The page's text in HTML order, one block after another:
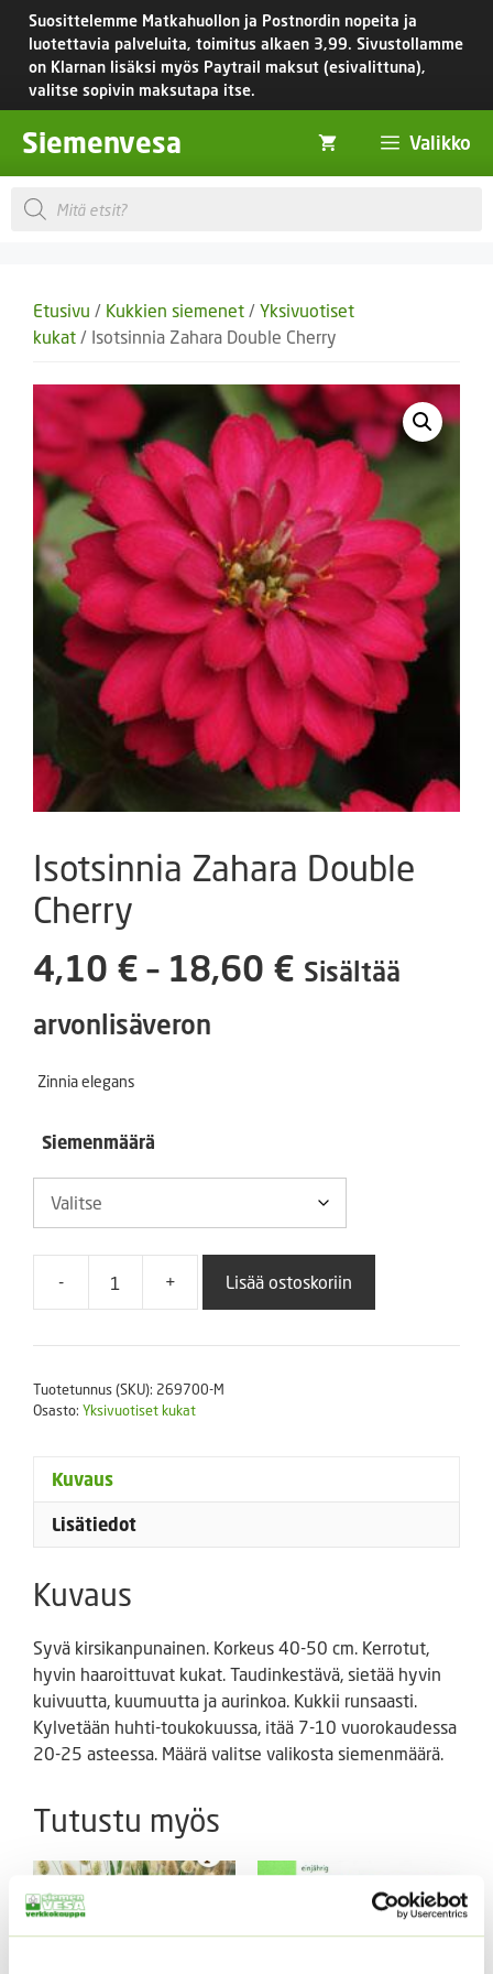
Siirry
sisältöön
Suosittelemme Matkahuollon ja Postnordin nopeita ja
luotettavia palveluita, toimitus alkaen 3,99. Sivustollamme
on Klarnan lisäksi myös Paytrail maksut (esivalittuna),
valitse sopivin maksutapa itse.
Siemenvesa Valikko
Products
search
Etusivu / Kukkien siemenet / Yksivuotiset
kukat / Isotsinnia Zahara Double Cherry
Isotsinnia Zahara Double
Cherry
4,10 € – 18,60 € Sisältää
arvonlisäveron
Zinnia elegans
Siemenmäärä
-
Isotsinnia
Double
määrä
+ Lisää ostoskoriin
Tuotetunnus (SKU): 269700-M
Osasto: Yksivuotiset kukat
Kuvaus
Lisätiedot
Kuvaus
Syvä kirsikanpunainen. Korkeus 40-50 cm. Kerrotut,
hyvin haaroittuvat kukat. Taudinkestävä, sietää hyvin
kuivuutta, kuumuutta ja aurinkoa. Kukkii runsaasti.
Kylvetään huhti-toukokuussa, itää 7-10 vuorokaudessa
20-25 asteessa. Määrä valitse valikosta siemenmäärä.
Tutustu myös